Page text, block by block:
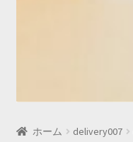
ホーム delivery007